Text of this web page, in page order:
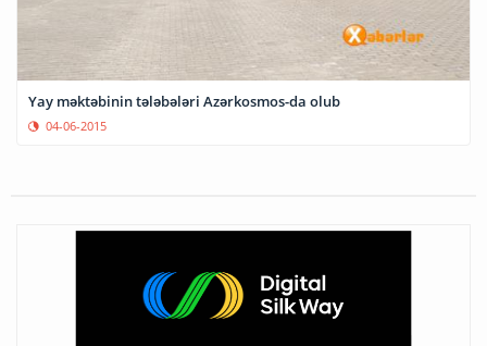
Yay məktəbinin tələbələri Azərkosmos-da olub
04-06-2015